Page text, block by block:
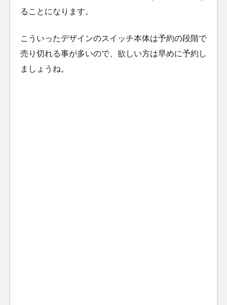
ることになります。
こういったデザインのスイッチ本体は予約の段階で
売り切れる事が多いので、欲しい方は早めに予約し
ましょうね。